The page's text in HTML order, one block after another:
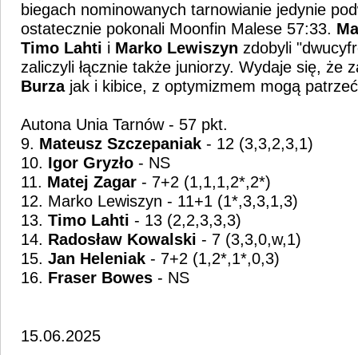
biegach nominowanych tarnowianie jedynie
ostatecznie pokonali Moonfin Malese 57:33.
Timo Lahti i Marko Lewiszyn zdobyli
zaliczyli łącznie także juniorzy. Wydaje się, że
Burzajak i kibice, z optymizmem mogą
Autona Unia Tarnów - 57 pkt.
9. Mateusz Szczepaniak - 12 (3,3,2,3,1)
10. Igor Gryzło - NS
11. Matej Zagar - 7+2 (1,1,1,2*,2*)
12. Marko Lewiszyn - 11+1 (1*,3,3,1,3)
13. Timo Lahti - 13 (2,2,3,3,3)
14. Radosław Kowalski - 7 (3,3,0,w,1)
15. Jan Heleniak - 7+2 (1,2*,1*,0,3)
16. Fraser Bowes - NS
15.06.2025